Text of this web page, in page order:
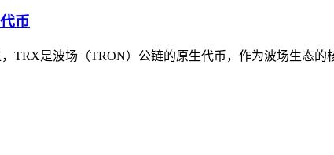
币
TRX是波场（TRON）公链的原生代币，作为波场生态